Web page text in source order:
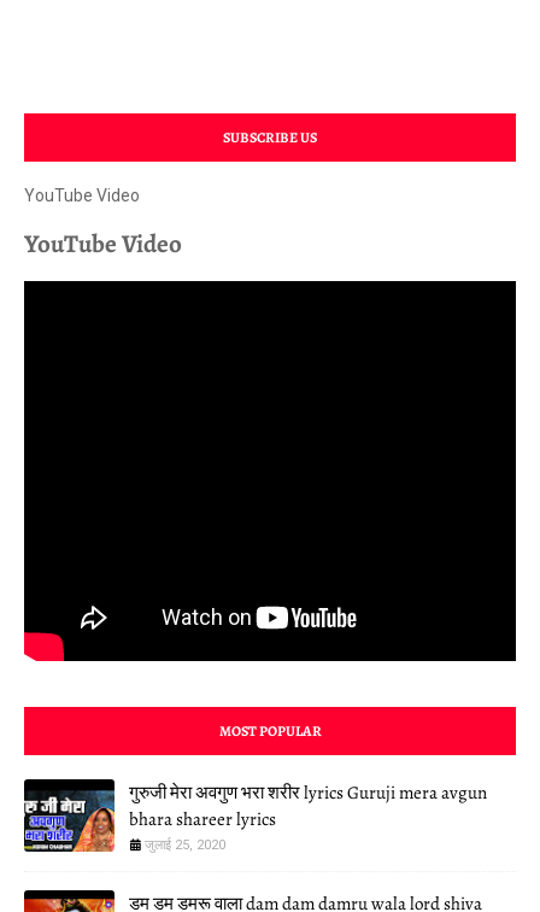
SUBSCRIBE US
YouTube Video
YouTube Video
MOST POPULAR
गुरुजी मेरा अवगुण भरा शरीर lyrics Guruji mera avgun
bhara shareer lyrics
जुलाई 25, 2020
डम डम डमरू वाला dam dam damru wala lord shiva